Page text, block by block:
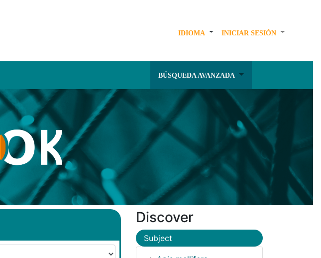
IDIOMA INICIAR SESIÓN
BÚSQUEDA AVANZADA
Discover
Subject